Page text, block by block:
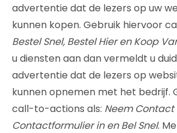
advertentie dat de lezers op uw
kunnen kopen. Gebruik hiervoor
Bestel Snel, Bestel Hier en Koop
u diensten aan dan vermeldt u
advertentie dat de lezers op
kunnen opnemen met het bedrijf.
call-to-actions als: Neem Contact
Contactformulier in en Bel Snel.